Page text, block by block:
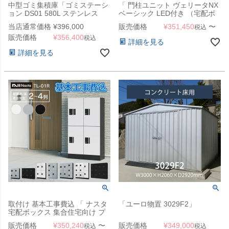
中型ゴミ集積庫「ゴミステーシ
ョン DS01 580L ステンレス
W1200×D600×1000mm」
（YHC）
当店通常価格 ¥396,000
販売価格
¥356,400税込
詳細を見る
「 門柱ユニット ヴェリータNX
ベーシック LED付き （宅配ボ
ックス2個 + 郵便ポスト + LED
照明）」
販売価格 ¥351,450税込 〜
詳細を見る
取付け 基本工事費込 「 ナスタ
宅配ボックス 集合住宅向け プ
チ宅 ユニット 据置き/床・背面
販売価格 ¥350,240税込 〜
「ユーロ物置 3029F2」
販売価格 ¥349,000税込